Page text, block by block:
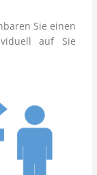
Sie einen
auf Sie